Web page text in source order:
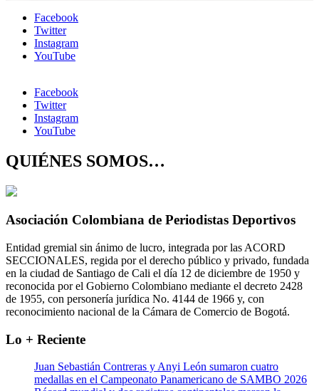
Facebook
Twitter
Instagram
YouTube
Facebook
Twitter
Instagram
YouTube
QUIÉNES SOMOS…
Asociación Colombiana de Periodistas Deportivos
Entidad gremial sin ánimo de lucro, integrada por las ACORD
SECCIONALES, regida por el derecho público y privado, fundada
en la ciudad de Santiago de Cali el día 12 de diciembre de 1950 y
reconocida por el Gobierno Colombiano mediante el decreto 2428
de 1955, con personería jurídica No. 4144 de 1966 y, con
reconocimiento nacional de la Cámara de Comercio de Bogotá.
Lo + Reciente
Juan Sebastián Contreras y Anyi León sumaron cuatro
medallas en el Campeonato Panamericano de SAMBO 2026